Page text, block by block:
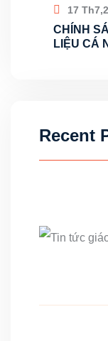
17
CHÍNH
LIỆU CÁ
Recent